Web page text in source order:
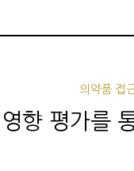
의약품 접
향 평가를